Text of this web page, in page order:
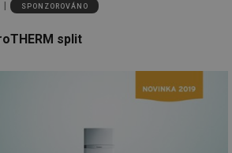
SPONZOROVÁNO
split